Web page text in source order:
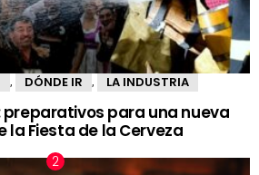
, DÓNDE IR , LA INDUSTRIA
preparativos para una nueva
la Fiesta de la Cerveza